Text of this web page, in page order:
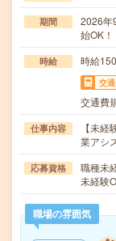
期間
2026
始OK！
時給 時給
交
交通費
仕事内容
【未
業アシ
応募資格
職種未
未経験
職場の雰囲気